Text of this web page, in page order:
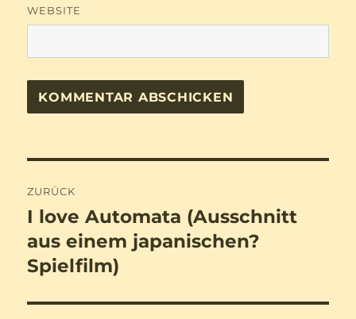
WEBSITE
ZURÜCK
Vorheriger
Beitrag:
I love Automata (Ausschnitt
aus einem japanischen?
Spielfilm)